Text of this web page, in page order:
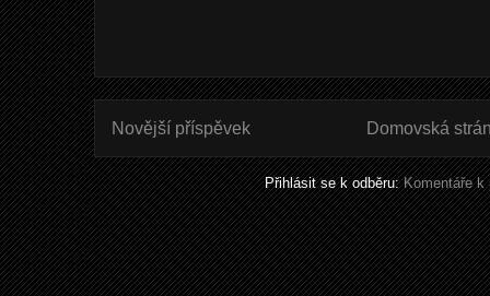
Novější příspěvek Domovská
Přihlásit se k odběru:Komentáře